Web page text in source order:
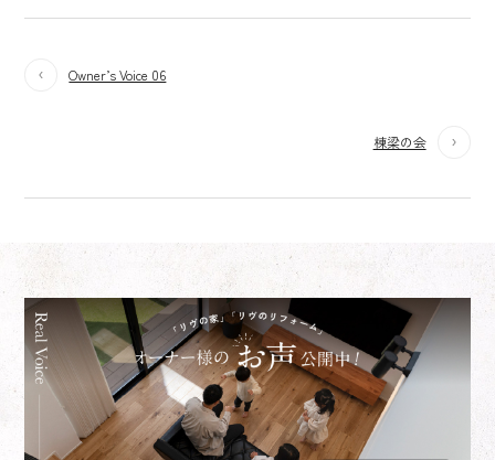
Owner’s Voice 06
棟梁の会